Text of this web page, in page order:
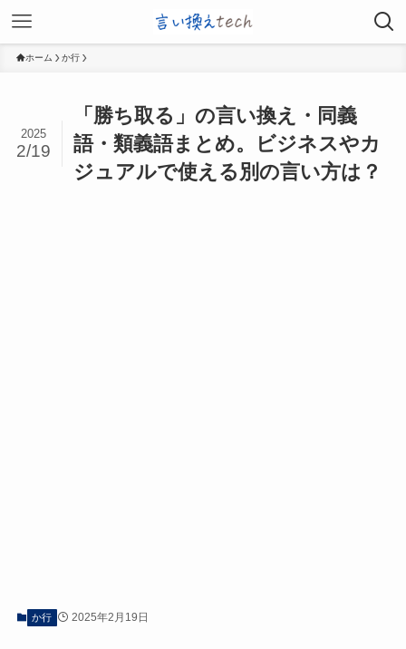
ホーム か行
「勝ち取る」の言い換え・同義
語・類義語まとめ。ビジネスやカ
ジュアルで使える別の言い方は？
2025
2/19
か行 2025年2月19日